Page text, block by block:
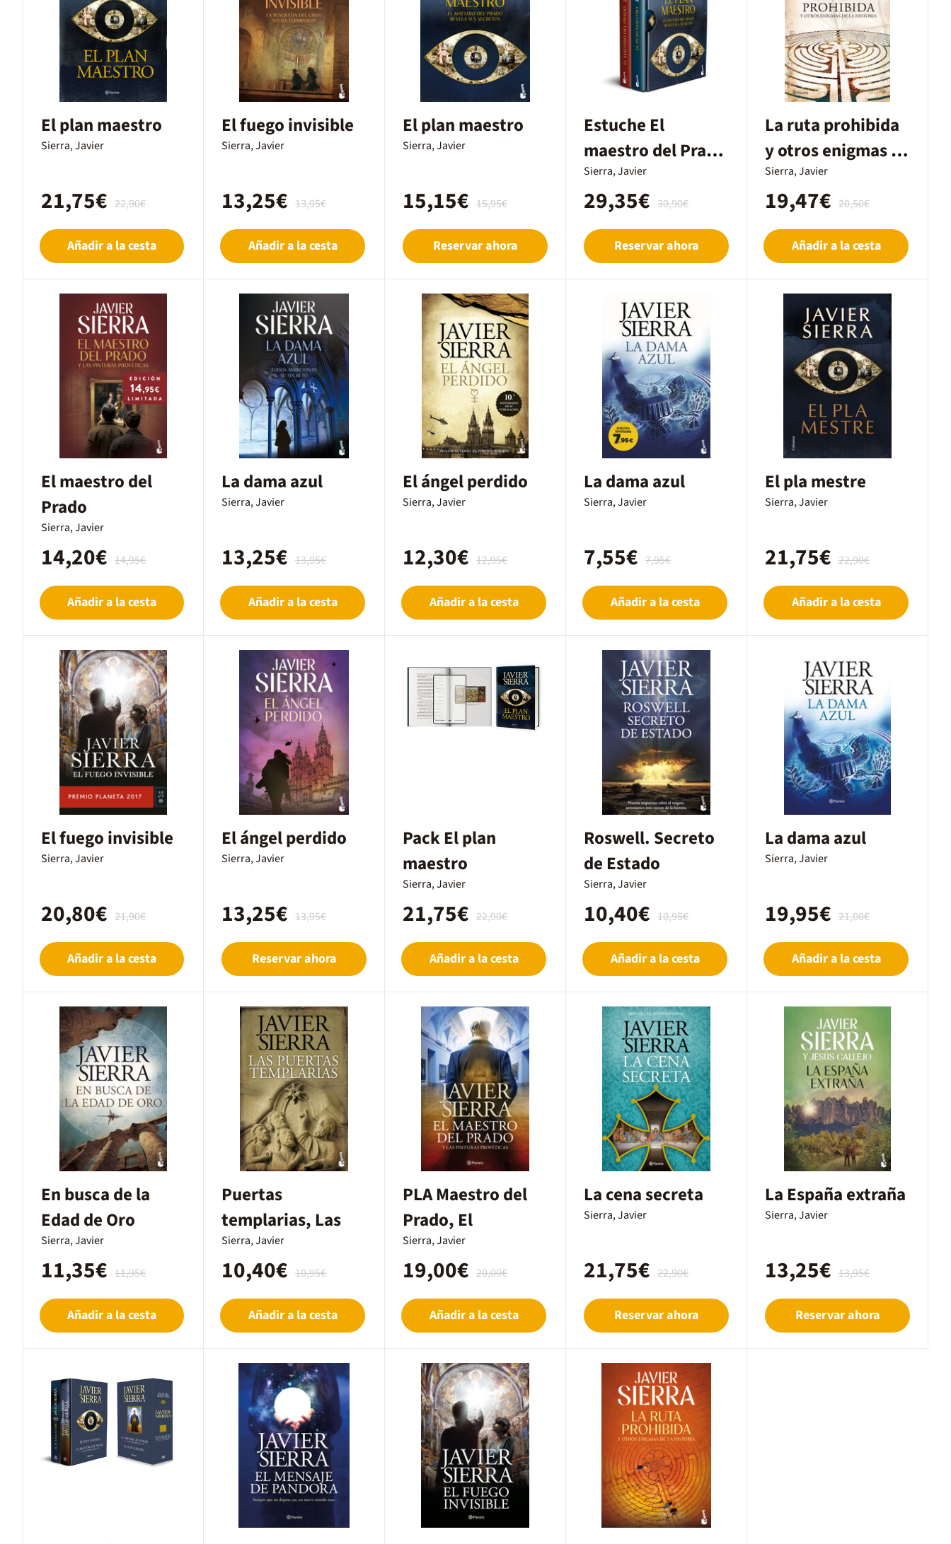
El plan maestro
Sierra, Javier
22,90€
21,75€
Añadir a la cesta
El fuego invisible
Sierra, Javier
13,95€
13,25€
Añadir a la cesta
El plan maestro
Sierra, Javier
15,95€
15,15€
Reservar ahora
Estuche El
maestro del Prado
+ El plan maestro
Sierra, Javier
30,90€
29,35€
Reservar ahora
La ruta prohibida
y otros enigmas de
la Historia
Sierra, Javier
20,50€
19,47€
Añadir a la cesta
El maestro del
Prado
Sierra, Javier
14,95€
14,20€
Añadir a la cesta
La dama azul
Sierra, Javier
13,95€
13,25€
Añadir a la cesta
El ángel perdido
Sierra, Javier
12,95€
12,30€
Añadir a la cesta
La dama azul
Sierra, Javier
7,95€
7,55€
Añadir a la cesta
El pla mestre
Sierra, Javier
22,90€
21,75€
Añadir a la cesta
El fuego invisible
Sierra, Javier
21,90€
20,80€
Añadir a la cesta
El ángel perdido
Sierra, Javier
13,95€
13,25€
Reservar ahora
Pack El plan
maestro
Sierra, Javier
22,90€
21,75€
Añadir a la cesta
Roswell. Secreto
de Estado
Sierra, Javier
10,95€
10,40€
Añadir a la cesta
La dama azul
Sierra, Javier
21,00€
19,95€
Añadir a la cesta
En busca de la
Edad de Oro
Sierra, Javier
11,95€
11,35€
Añadir a la cesta
Puertas
templarias, Las
Sierra, Javier
10,95€
10,40€
Añadir a la cesta
PLA Maestro del
Prado, El
Sierra, Javier
20,00€
19,00€
Añadir a la cesta
La cena secreta
Sierra, Javier
22,90€
21,75€
Reservar ahora
La España extraña
Sierra, Javier
13,95€
13,25€
Reservar ahora